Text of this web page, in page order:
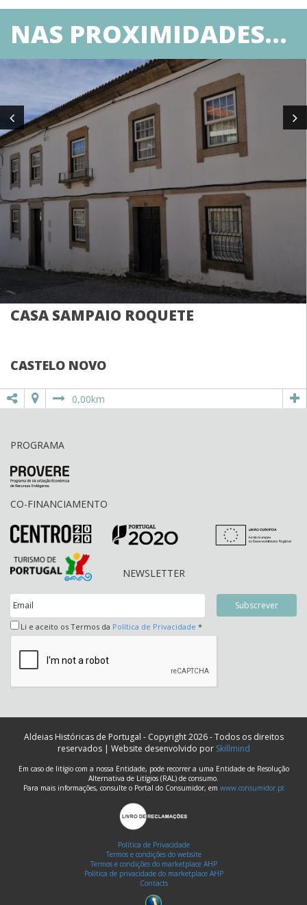
NAS PROXIMIDADES...
CASA SAMPAIO ROQUETE
CASTELO NOVO
0,00km
PROGRAMA
CO-FINANCIAMENTO
NEWSLETTER
Li e aceito os Termos da Política de Privacidade *
Aldeias Históricas de Portugal - Copyright 2026 - Todos os direitos
reservados | Website desenvolvido por Skillmind
Em caso de litígio com a nossa Entidade, pode recorrer a uma Entidade de Resolução
Alternativa de Litígios (RAL) de consumo.
Para mais informações, consulte o Portal do Consumidor, em www.consumidor.pt
Política de Privacidade
Termos e condições do website
Termos e condições do marketplace AHP
Política de privacidade do marketplace AHP
Contacts